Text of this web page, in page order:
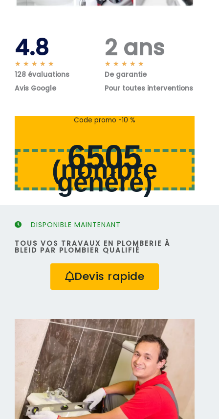
4.8
★ ★ ★ ★ ★
o
s
128 évaluations
Avis Google
2 ans
★ ★ ★ ★ ★
o
s
De garantie
Pour toutes interventions
Code promo -10 %
6505
(nombre
généré)
DISPONIBLE MAINTENANT
TOUS VOS TRAVAUX EN PLOMBERIE À
BLEID PAR PLOMBIER QUALIFIÉ
Devis rapide